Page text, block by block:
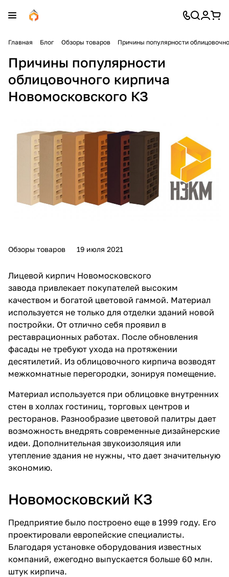
Главная Блог Обзоры товаров Причины популярности
Причины популярности
облицовочного кирпича
Новомосковского КЗ
Обзоры товаров 19 июля 2021
Лицевой кирпич Новомосковского
завода привлекает покупателей высоким
качеством и богатой цветовой гаммой. Материал
используется не только для отделки зданий новой
постройки. От отлично себя проявил в
реставрационных работах. После обновления
фасады не требуют ухода на протяжении
десятилетий. Из облицовочного кирпича возводят
межкомнатные перегородки, зонируя помещение.
Материал используется при облицовке внутренних
стен в холлах гостиниц, торговых центров и
ресторанов. Разнообразие цветовой палитры дает
возможность внедрять современные дизайнерские
идеи. Дополнительная звукоизоляция или
утепление здания не нужны, что дает значительную
экономию.
Новомосковский КЗ
Предприятие было построено еще в 1999 году. Его
проектировали европейские специалисты.
Благодаря установке оборудования известных
компаний, ежегодно выпускается больше 60 млн.
штук кирпича.